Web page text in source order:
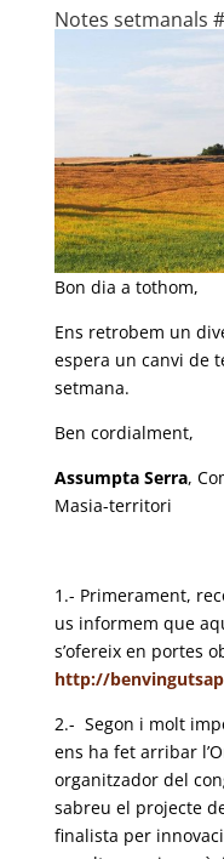
e
t
i
p
r
x
Notes setmanals
Bon dia a tothom,
Ens retrobem un
espera un canvi de
setmana.
Ben cordialment,
Assumpta Serra,
Masia-territori
1.- Primerament,
us informem que
s’ofereix en portes
http://
2.- Segon i molt
ens ha fet arribar
organitzador del
sabreu el projecte
finalista per